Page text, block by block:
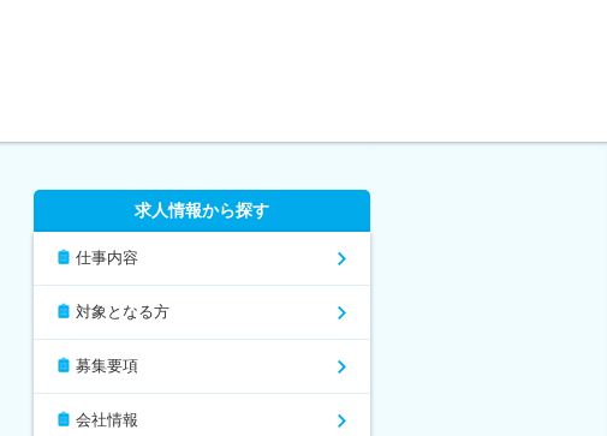
求人情報から探す
仕事内容
対象となる方
募集要項
会社情報